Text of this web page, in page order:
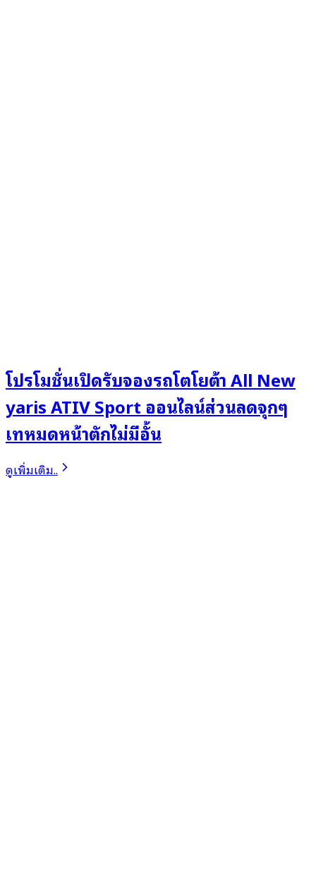
โปรโมชั่นเปิดรับจองรถโตโยต้า All New
yaris ATIV Sport ออนไลน์ส่วนลดจุกๆ
เทหมดหน้าตักไม่มีอั้น
ดูเพิ่มเติม..